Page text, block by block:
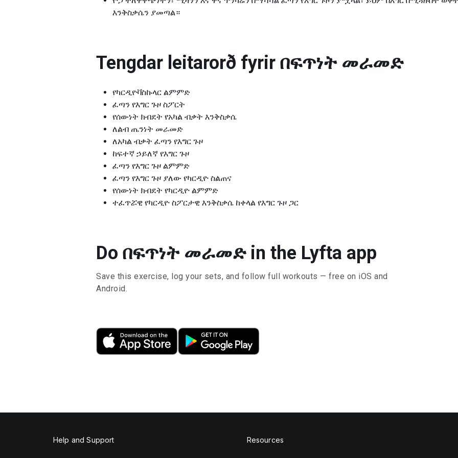
እንቅስቃሴን ያመጣል።
Tengdar leitarorð fyrir በፍጥነት መራመድ
የካርዲዮቫስኩላር ልምምድ
ፈጣን የእግር ጉዞ ስፖርት
የሰውነት ክብደት የአካል ብቃት እንቅስቃሴ
ለልብ ጤንነት መራመድ
ለአካል ብቃት ፈጣን የእግር ጉዞ
ከፍተኛ ኃይለኛ የእግር ጉዞ
ፈጣን የእግር ጉዞ ልምምድ
ፈጣን የእግር ጉዞ ያለው የካርዲዮ ስልጠና
የሰውነት ክብደት የካርዲዮ ልምምድ
ተፈጥሯዊ የካርዲዮ ስፖርታዊ እንቅስቃሴ ከቀላል የእግር ጉዞ ጋር
Do በፍጥነት መራመድ in the Lyfta app
Save this exercise, log your sets, and follow full workouts — free on iOS and
Android.
Help and Support Resources